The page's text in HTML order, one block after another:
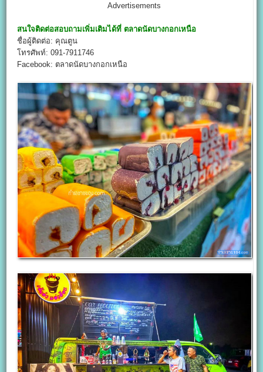
Advertisements
สนใจติดต่อสอบถามเพิ่มเติมได้ที่ ตลาดนัดบางกอกเหนือ
ชื่อผู้ติดต่อ: คุณตูน
โทรศัพท์: 091-7911746
Facebook: ตลาดนัดบางกอกเหนือ